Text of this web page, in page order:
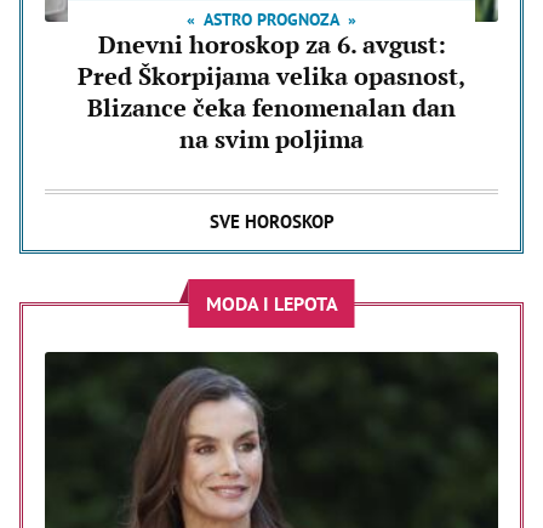
ASTRO PROGNOZA
Dnevni horoskop za 6. avgust:
Pred Škorpijama velika opasnost,
Blizance čeka fenomenalan dan
na svim poljima
SVE HOROSKOP
MODA I LEPOTA